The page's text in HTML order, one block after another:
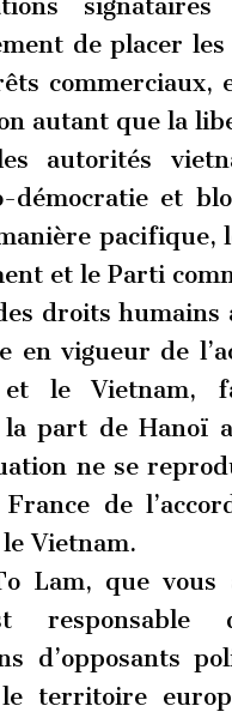
de placer
autant que la
autorités
démocratie et
pacifique,
et le Parti
droits humains
en vigueur de
et le Vietnam,
part de Hanoï
ne se
de
Vietnam.
Lam, que vous
responsable
d’opposants
territoire